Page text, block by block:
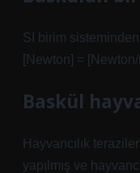
SI birim
[Newton] =
Baskül
Hayvancılık
yapılmış ve